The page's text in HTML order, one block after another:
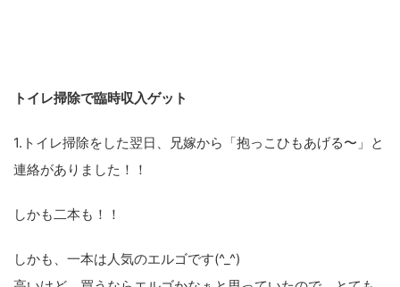
トイレ掃除で臨時収入ゲット
1.トイレ掃除をした翌日、兄嫁から「抱っこひもあげる〜」と
連絡がありました！！
しかも二本も！！
しかも、一本は人気のエルゴです(^_^)